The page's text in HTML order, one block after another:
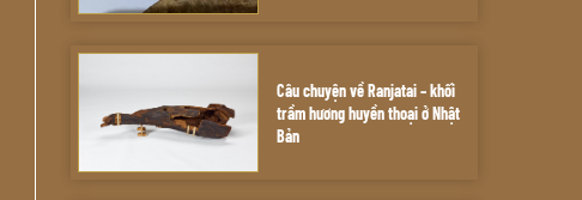
Câu chuyện về Ranjatai – khối
trầm hương huyền thoại ở Nhật
Bản